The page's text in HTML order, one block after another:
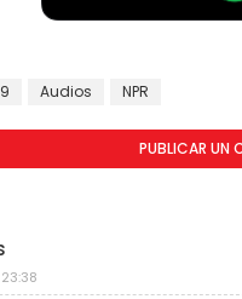
Audios NPR
PUBLICAR UN